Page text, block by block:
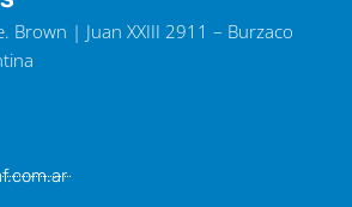
Brown | Juan XXIII 2911 – Burzaco